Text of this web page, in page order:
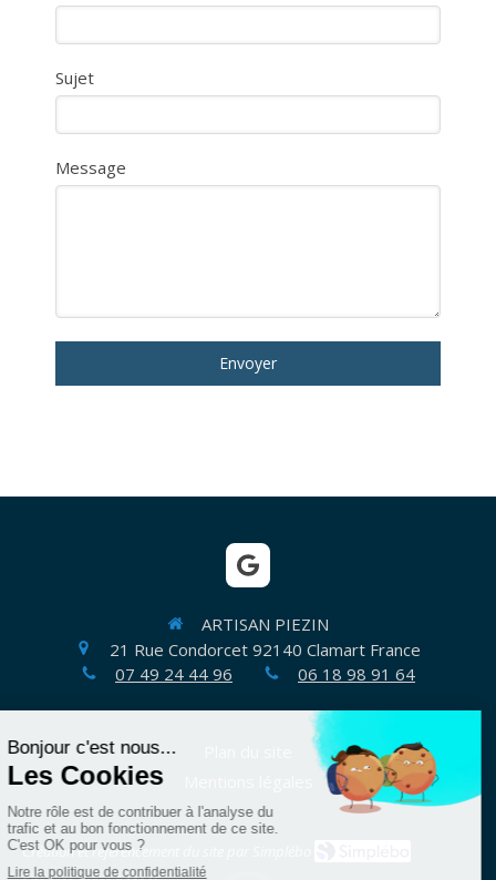
Sujet
Message
Envoyer
ARTISAN PIEZIN
21 Rue Condorcet 92140 Clamart France
07 49 24 44 96
06 18 98 91 64
Création et référencement du site par Simplébo